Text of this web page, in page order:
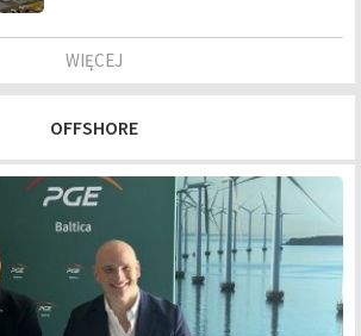
WIĘCEJ
OFFSHORE